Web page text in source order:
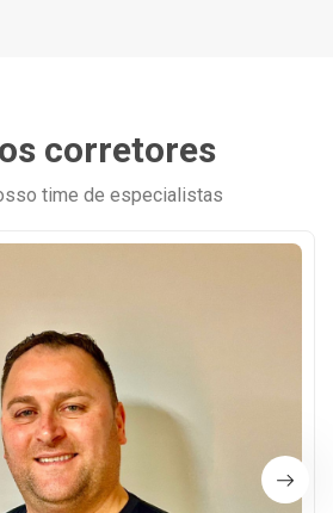
corretores
time de especialistas